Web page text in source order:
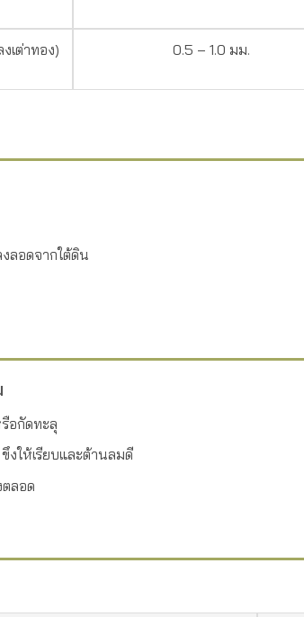
เต่าทอง) 0.5 – 1.0 มม.
ลอดจากใต้ดิน
อกัดทะลุ
งให้เรียบและต้านลมดี
ลอด